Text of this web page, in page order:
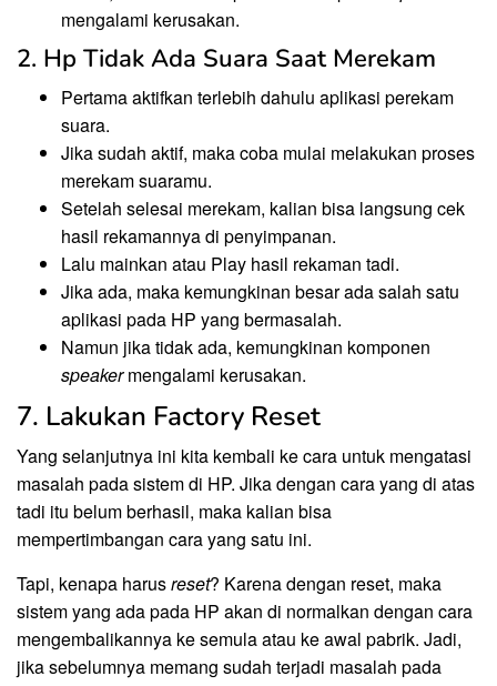
mengalami kerusakan.
2. Hp Tidak Ada Suara Saat Merekam
Pertama aktifkan terlebih dahulu aplikasi perekam
suara.
Jika sudah aktif, maka coba mulai melakukan proses
merekam suaramu.
Setelah selesai merekam, kalian bisa langsung cek
hasil rekamannya di penyimpanan.
Lalu mainkan atau Play hasil rekaman tadi.
Jika ada, maka kemungkinan besar ada salah satu
aplikasi pada HP yang bermasalah.
Namun jika tidak ada, kemungkinan komponen
speakermengalami kerusakan.
7. Lakukan Factory Reset
Yang selanjutnya ini kita kembali ke cara untuk mengatasi
masalah pada sistem di HP. Jika dengan cara yang di atas
tadi itu belum berhasil, maka kalian bisa
mempertimbangan cara yang satu ini.
Tapi, kenapa harusreset? Karena dengan reset, maka
sistem yang ada pada HP akan di normalkan dengan cara
mengembalikannya ke semula atau ke awal pabrik. Jadi,
jika sebelumnya memang sudah terjadi masalah pada